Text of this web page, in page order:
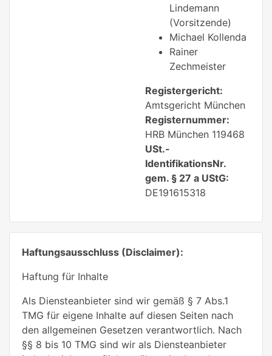
Lindemann
(Vorsitzende)
Michael Kollenda
Rainer
Zechmeister
Registergericht:
Amtsgericht München
Registernummer:
HRB München 119468
USt.-
IdentifikationsNr.
gem. § 27 a UStG:
DE191615318
Haftungsausschluss (Disclaimer):
Haftung für Inhalte
Als Diensteanbieter sind wir gemäß § 7 Abs.1
TMG für eigene Inhalte auf diesen Seiten nach
den allgemeinen Gesetzen verantwortlich. Nach
§§ 8 bis 10 TMG sind wir als Diensteanbieter